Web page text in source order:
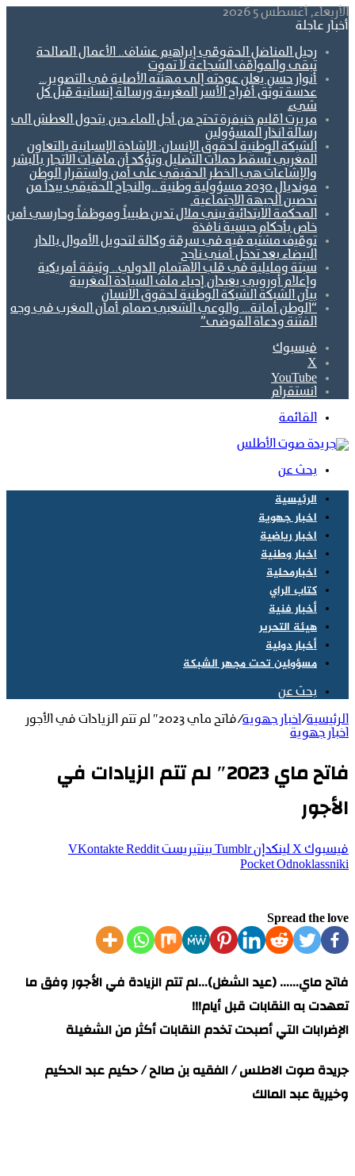
الأربعاء, أغسطس 5 2026
أخبار عاجلة
رحيل المناضل الحقوقي إبراهيم عشاف.. الأعمال الصالحة
تبقى والمواقف الشجاعة لا تموت
أنوار حسن يعلن عودته إلى مهنته الأصلية في التصوير…
عدسة توثق أفراح الأسر المغربية ورسالة إنسانية قبل كل
شيء
مريرت اقليم خنيفرة تحتج من أجل الماء.حين يتحول العطش الى
رسالة انذار المسؤولين
الشبكة الوطنية لحقوق الإنسان: الإشادة الإسبانية بالتعاون
المغربي تُسقط حملات التضليل وتؤكد أن مافيات الاتجار بالبشر
والإشاعات هي الخطر الحقيقي على أمن واستقرار الوطن
مونديال 2030 مسؤولية وطنية ..والنجاح الحقيقي يبدأ من
تحصين الجبهة الاجتماعية.
المحكمة الابتدائية ببني ملال تدين طبيباً وموظفاً وحارسي أمن
خاص بأحكام حبسية نافذة
توقيف مشتبه فيه في سرقة وكالة لتحويل الأموال بالدار
البيضاء بعد تدخل أمني ناجح
سبتة ومليلية في قلب الاهتمام الدولي.. وثيقة أمريكية
وإعلام أوروبي يعيدان إحياء ملف السيادة المغربية
بيان الشبكة الشبكة الوطنية لحقوق الانسان
“الوطن أمانة… والوعي الشعبي صمام أمان المغرب في وجه
الفتنة ودعاة الفوضى”
فيسبوك
‫X
‫YouTube
انستقرام
القائمة
بحث عن
الرئيسية
اخبار جهوية
اخبار رياضية
اخبار وطنية
اخبارمحلية
كتاب الراي
أخبار فنية
هيئة التحرير
أخبار دولية
مسؤولين تحت مجهر الشبكة
بحث عن
الرئيسية/ اخبار جهوية/فاتح ماي 2023″ لم تتم الزيادات في الأجور
اخبار جهوية
فاتح ماي 2023″ لم تتم الزيادات في
الأجور
فيسبوك‫X لينكدإن بينتيريست
Odnoklassniki
‫Pocket
Spread the love
فاتح ماي…… (عيد الشغل)…لم تتم الزيادة في الأجور وفق ما
تعهدت به النقابات قبل أيام!!!
الإضرابات التي أصبحت تخدم النقابات أكثر من الشغيلة
جريدة صوت الاطلس / الفقيه بن صالح / حكيم عبد الحكيم
وخيرية عبد المالك